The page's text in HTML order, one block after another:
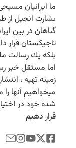
ما ایرانیان
بشارت انجیل
گناهان در بین
تاجیكستان قرار
بلكه یك رسالت
اما مستقل خبر
زمینه تهیه ،
میخواهیم آنها را
شده خود در
قرار دهیم